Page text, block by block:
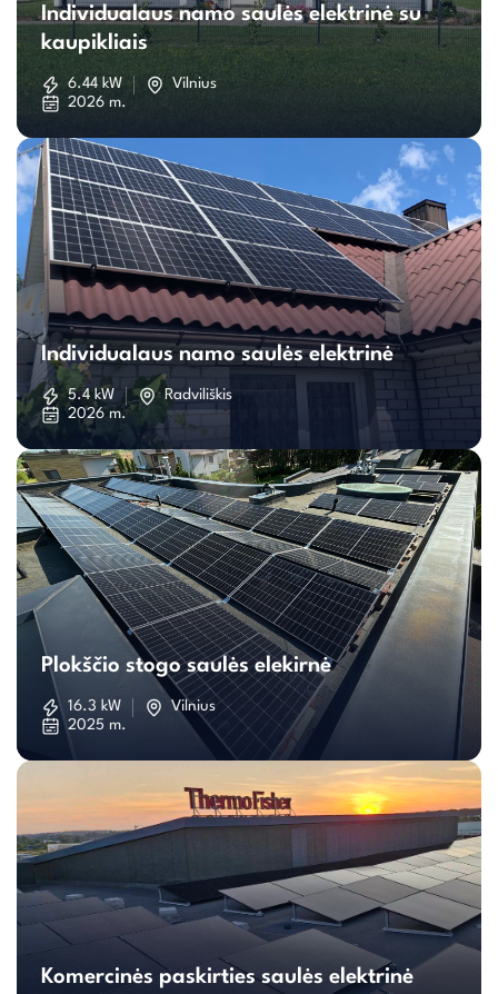
namo
saulės
kaupikliais
Individualaus namo saulės elektrinė su
kaupikliais
6.44 kW
Vilnius
2026 m.
Individualaus
namo
saulės
Individualaus namo saulės elektrinė
5.4 kW
Radviliškis
2026 m.
Plokščio
stogo
saulės
elekirnė
Plokščio stogo saulės elekirnė
16.3 kW
Vilnius
2025 m.
Komercinės
paskirties
Komercinės paskirties saulės elektrinė